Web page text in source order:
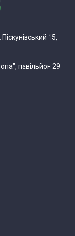
15,
павільйон 29